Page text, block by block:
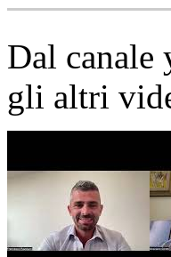
Dal
gli altri